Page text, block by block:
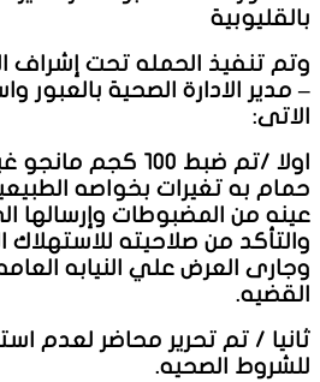
بالقليوبية
وتم تنفيذ الحمله تحت إشراف
– مدير الادارة الصحية بالعبور
الاتى:
حمام به تغيرات بخواصه
عينه من المضبوطات وإرسالها
والتأكد من صلاحيته
وجارى العرض علي النيابه
القضيه.
ثانيا / تم تحرير محاضر لعدم
للشروط الصحيه.